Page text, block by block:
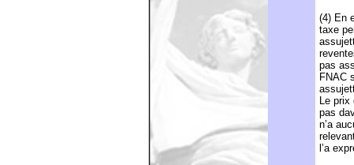
(4) En
taxe
pas
FNAC
Le prix
pas
n’a
l’a